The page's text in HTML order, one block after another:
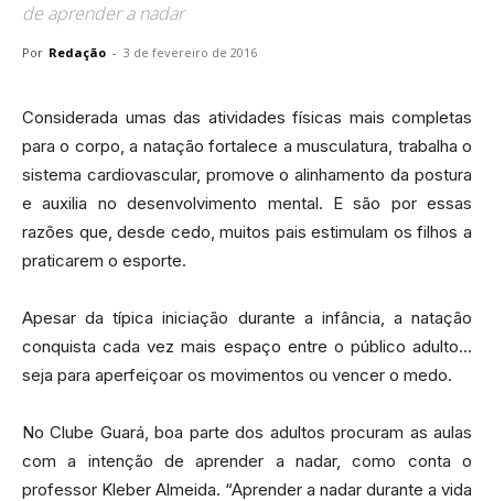
de aprender a nadar
Por Redação - 3 de fevereiro de 2016
Considerada umas das atividades físicas mais completas
para o corpo, a natação fortalece a musculatura, trabalha o
sistema cardiovascular, promove o alinhamento da postura
e auxilia no desenvolvimento mental. E são por essas
razões que, desde cedo, muitos pais estimulam os filhos a
praticarem o esporte.
Apesar da típica iniciação durante a infância, a natação
conquista cada vez mais espaço entre o público adulto…
seja para aperfeiçoar os movimentos ou vencer o medo.
No Clube Guará, boa parte dos adultos procuram as aulas
com a intenção de aprender a nadar, como conta o
professor Kleber Almeida. “Aprender a nadar durante a vida